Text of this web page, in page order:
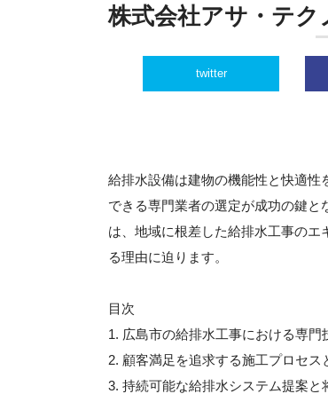
株式会社アサ・テ
twitter
給排水設備は建物の機能性と快適
できる専門業者の選定が成功の鍵
は、地域に根差した給排水工事の
る理由に迫ります。
目次
1. 広島市の給排水工事における専門
2. 顧客満足を追求する施工プロセス
3. 持続可能な給排水システム提案と